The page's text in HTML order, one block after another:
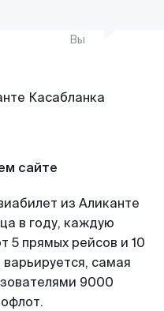
Вы
сайте
из Аликанте
в году, каждую
5 прямых рейсов и 10
самая
9000